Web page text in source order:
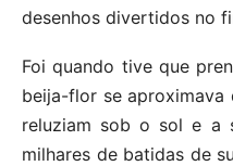
desenhos divertidos no
Foi quando tive que
beija-flor se aproximava
reluziam sob o sol e a
milhares de batidas de